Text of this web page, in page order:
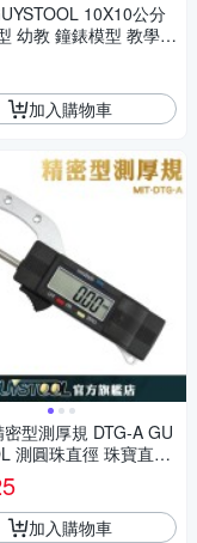
10X10公分
幼教 鐘錶模型 教學時
玩具 MIT-CTA224 2針
加入購物車
密型測厚規 DTG-A GU
測圓珠直徑 珠寶直徑
配件布料 皮革珠寶專
飾直徑
加入購物車